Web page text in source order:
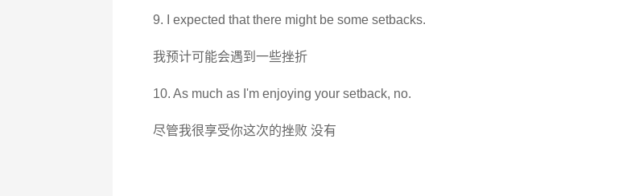
9. I expected that there might be some setbacks.
我预计可能会遇到一些挫折
10. As much as I'm enjoying your setback, no.
尽管我很享受你这次的挫败 没有